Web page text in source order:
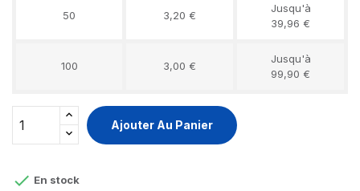
50 3,20 €
Jusqu'à
39,96 €
100 3,00 €
Jusqu'à
99,90 €
Ajouter Au Panier
 En stock